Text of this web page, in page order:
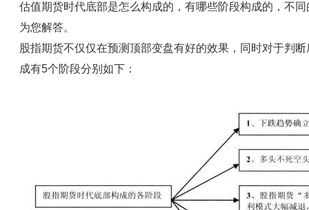
估值期货时代底部是怎么构成的，有哪些阶段构成的，不
为您解答。
股指期货不仅仅在预测顶部变盘有好的效果，同时对于判
成有5个阶段分别如下：